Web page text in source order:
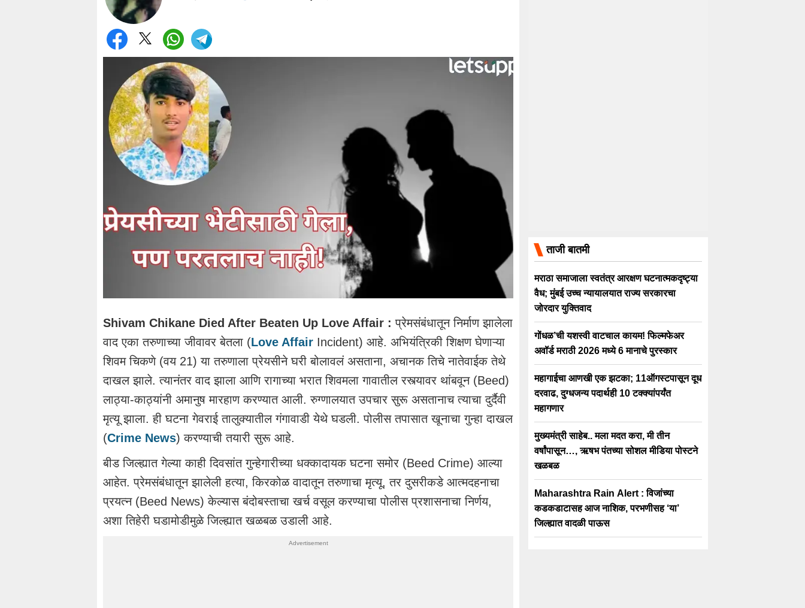
Shivam Chikane Died After Beaten Up Love Affair :प्रेमसंबंधातूननिर्माण झालेला
वाद एका तरुणाच्या जीवावर बेतला (Love Affair Incident) आहे. अभियंत्रिकी शिक्षणघेणाऱ्या
शिवमचिकणे (वय 21) या तरुणालाप्रेयसीनेघरी बोलावलं असताना, अचानक तिचे नातेवाईक तेथे
दाखल झाले. त्यानंतर वाद झाला आणि रागाच्या भरातशिवमला गावातील रस्त्यावर थांबवून (Beed)
लाठ्या-काठ्यांनी अमानुष मारहाण करण्यात आली. रुग्णालयात उपचार सुरू असतानाच त्याचा दुर्दैवी
मृत्यू झाला. ही घटनागेवराईतालुक्यातीलगंगावाडी येथे घडली. पोलीस तपासात खूनाचा गुन्हा दाखल
(Crime News) करण्याची तयारी सुरू आहे.
बीड जिल्ह्यात गेल्या काही दिवसांत गुन्हेगारीच्या धक्कादायक घटना समोर (Beed Crime) आल्या
आहेत.प्रेमसंबंधातूनझालेली हत्या, किरकोळ वादातून तरुणाचा मृत्यू, तर दुसरीकडे आत्मदहनाचा
प्रयत्न(Beed News) केल्यास बंदोबस्ताचा खर्च वसूल करण्याचा पोलीस प्रशासनाचा निर्णय,
अशा तिहेरी घडामोडीमुळे जिल्ह्यात खळबळउडाली आहे.
ताजी बातमी
मराठा समाजाला स्वतंत्र आरक्षण घटनात्मकदृष्ट्या
वैध; मुंबई उच्च न्यायालयात राज्य सरकारचा
जोरदार युक्तिवाद
गोंधळ’ची यशस्वी वाटचाल कायम! फिल्मफेअर
अवॉर्ड मराठी 2026 मध्ये 6 मानाचे पुरस्कार
महागाईचा आणखी एक झटका; 11ऑगस्टपासून दूध
दरवाढ, दुग्धजन्य पदार्थही 10 टक्क्यांपर्यंत
महागणार
मुख्यमंत्री साहेब.. मला मदत करा, मी तीन
वर्षांपासून…, ऋषभ पंतच्या सोशल मीडिया पोस्टने
खळबळ
Maharashtra Rain Alert : विजांच्या
कडकडाटासह आज नाशिक, परभणीसह ‘या’
जिल्ह्यात वादळी पाऊस